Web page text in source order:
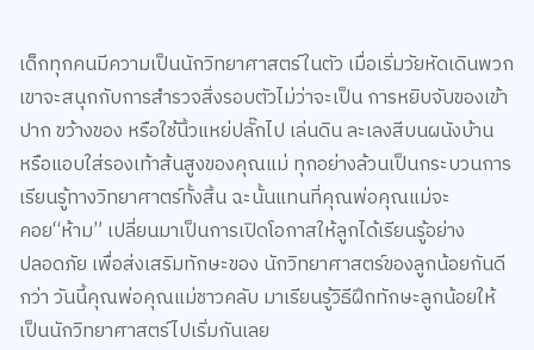
เด็กทุกคนมีความเป็นนักวิทยาศาสตร์ในตัว เมื่อเริ่มวัยหัดเดินพวก
เขาจะสนุกกับการสำรวจสิ่งรอบตัวไม่ว่าจะเป็น การหยิบจับของเข้า
ปาก ขว้างของ หรือใช้นิ้วแหย่ปลั๊กไป เล่นดิน ละเลงสีบนผนังบ้าน
หรือแอบใส่รองเท้าส้นสูงของคุณแม่ ทุกอย่างล้วนเป็นกระบวนการ
เรียนรู้ทางวิทยาศาตร์ทั้งสิ้น ฉะนั้นแทนที่คุณพ่อคุณแม่จะ
คอย“ห้าม” เปลี่ยนมาเป็นการเปิดโอกาสให้ลูกได้เรียนรู้อย่าง
ปลอดภัย เพื่อส่งเสริมทักษะของ นักวิทยาศาสตร์ของลูกน้อยกันดี
กว่า วันนี้คุณพ่อคุณแม่ชาวคลับ มาเรียนรู้วิธีฝึกทักษะลูกน้อยให้
เป็นนักวิทยาศาสตร์ไปเริ่มกันเลย